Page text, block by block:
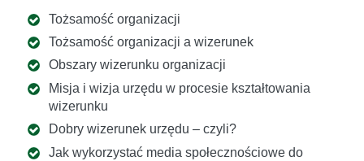
Tożsamość organizacji
Tożsamość organizacji a wizerunek
Obszary wizerunku organizacji
Misja i wizja urzędu w procesie kształtowania
wizerunku
Dobry wizerunek urzędu – czyli?
Jak wykorzystać media społecznościowe do